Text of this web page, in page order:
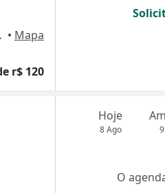
, Cotia • Mapa
r$ 120
Hoje
8 Ago
O